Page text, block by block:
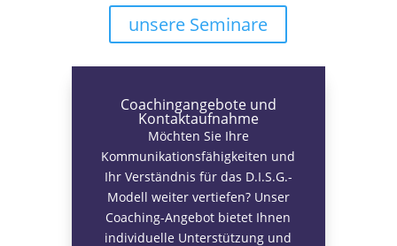
unsere Seminare
Coachingangebote und
Kontaktaufnahme
Möchten Sie Ihre
Kommunikationsfähigkeiten und
Ihr Verständnis für das D.I.S.G.-
Modell weiter vertiefen? Unser
Coaching-Angebot bietet Ihnen
individuelle Unterstützung und